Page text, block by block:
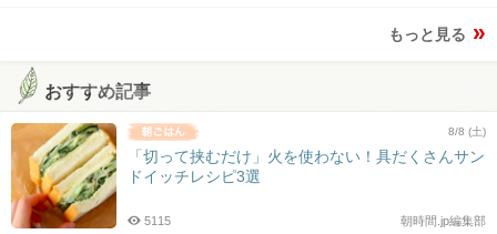
もっと見る
おすすめ記事
8/8 (土)
「切って挟むだけ」火を使わない！具だくさんサン
ドイッチレシピ3選
朝時間.jp編集部
5115